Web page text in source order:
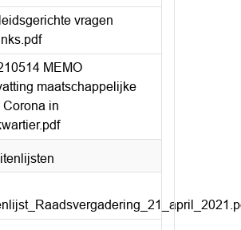
vragen
MEMO
maatschappelijke
Corona in